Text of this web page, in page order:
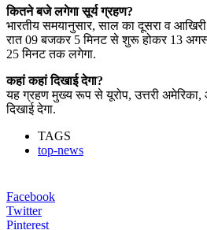
कितने बजे लगेगा सूर्य ग्रहण?
भारतीय समयानुसार, साल का दूसरा व
रात 09 बजकर 5 मिनट से शुरू होकर 13
25 मिनट तक लगेगा.
कहां कहां दिखाई देगा?
यह ग्रहण मुख्य रूप से यूरोप, उत्तरी अमेरिका,
दिखाई देगा.
TAGS
top-news
Facebook
Twitter
Pinterest